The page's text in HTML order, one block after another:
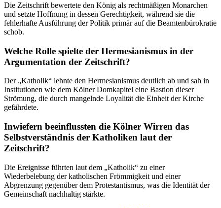
Die Zeitschrift bewertete den König als rechtmäßigen Monarchen
und setzte Hoffnung in dessen Gerechtigkeit, während sie die
fehlerhafte Ausführung der Politik primär auf die Beamtenbürokratie
schob.
Welche Rolle spielte der Hermesianismus in der
Argumentation der Zeitschrift?
Der „Katholik“ lehnte den Hermesianismus deutlich ab und sah in
Institutionen wie dem Kölner Domkapitel eine Bastion dieser
Strömung, die durch mangelnde Loyalität die Einheit der Kirche
gefährdete.
Inwiefern beeinflussten die Kölner Wirren das
Selbstverständnis der Katholiken laut der
Zeitschrift?
Die Ereignisse führten laut dem „Katholik“ zu einer
Wiederbelebung der katholischen Frömmigkeit und einer
Abgrenzung gegenüber dem Protestantismus, was die Identität der
Gemeinschaft nachhaltig stärkte.